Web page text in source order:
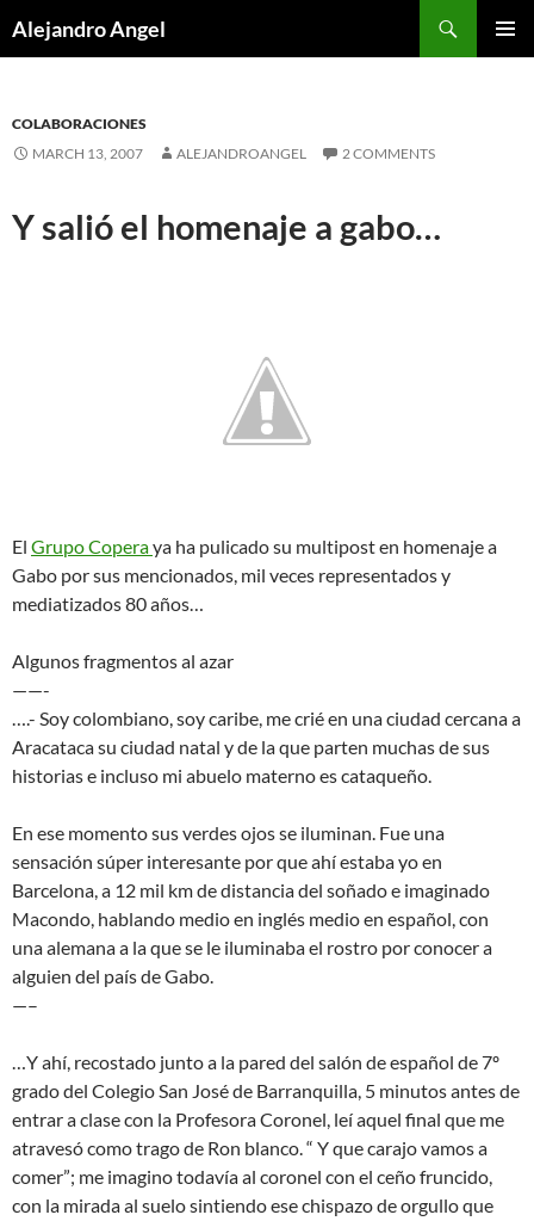
toAlejandro Angel
COLABORACIONES
MARCH 13, 2007
ALEJANDROANGEL 2 COMMENTS
Y salió el homenaje a gabo…
El Grupo Coperaya ha pulicado su multipost en homenaje a
Gabo por sus mencionados, mil veces representados y
mediatizados 80 años…
Algunos fragmentos al azar
——-
….- Soy colombiano, soy caribe, me crié en una ciudad cercana a
Aracataca su ciudad natal y de la que parten muchas de sus
historias e incluso mi abuelo materno es cataqueño.
En ese momento sus verdes ojos se iluminan. Fue una
sensación súper interesante por que ahí estaba yo en
Barcelona, a 12 mil km de distancia del soñado e imaginado
Macondo, hablando medio en inglés medio en español, con
una alemana a la que se le iluminaba el rostro por conocer a
alguien del país de Gabo.
—–
…Y ahí, recostado junto a la pared del salón de español de 7º
grado del Colegio San José de Barranquilla, 5 minutos antes de
entrar a clase con la Profesora Coronel, leí aquel final que me
atravesó como trago de Ron blanco. “ Y que carajo vamos a
comer”; me imagino todavía al coronel con el ceño fruncido,
con la mirada al suelo sintiendo ese chispazo de orgullo que